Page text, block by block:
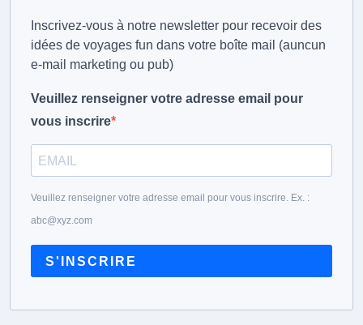
Inscrivez-vous à notre newsletter pour recevoir des
idées de voyages fun dans votre boîte mail (auncun
e-mail marketing ou pub)
Veuillez renseigner votre adresse email pour
vous inscrire
Veuillez renseigner votre adresse email pour vous inscrire. Ex. :
abc@xyz.com
S'INSCRIRE